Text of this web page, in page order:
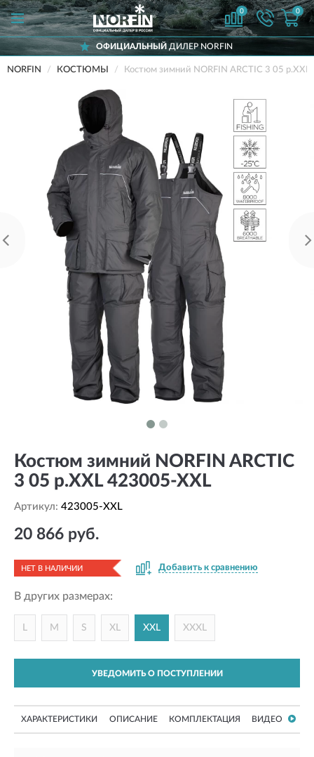
0 0
ОФИЦИАЛЬНЫЙ ДИЛЕР NORFIN
NORFIN КОСТЮМЫ Костюм зимний NORFIN ARCTIC 3 05 р.XXL
Костюм зимний NORFIN ARCTIC
3 05 р.XXL 423005-XXL
Артикул: 423005-XXL
20 866 руб.
НЕТ В НАЛИЧИИ Добавить к сравнению
В других размерах:
L M S XL XXL XXXL
УВЕДОМИТЬ О ПОСТУПЛЕНИИ
ХАРАКТЕРИСТИКИ ОПИСАНИЕ КОМПЛЕКТАЦИЯ ВИДЕО